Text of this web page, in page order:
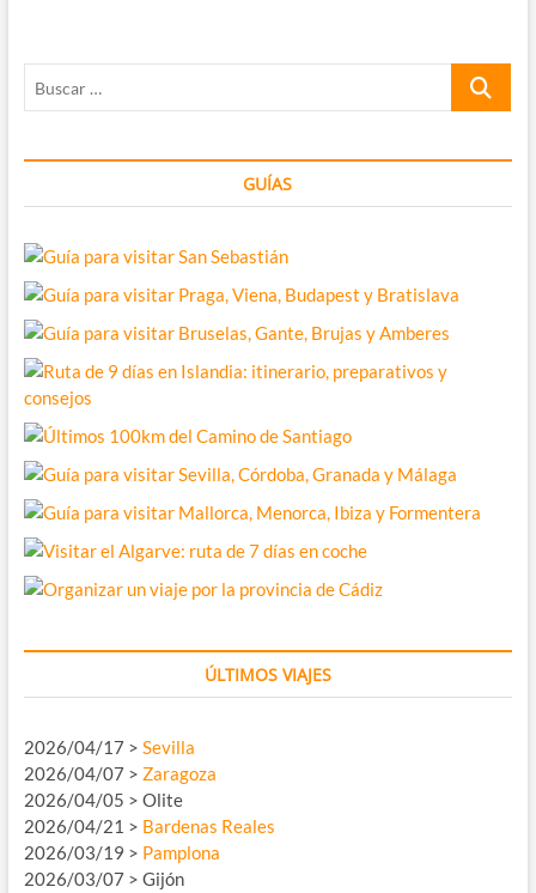
Buscar
GUÍAS
ÚLTIMOS VIAJES
2026/04/17 > Sevilla
2026/04/07 > Zaragoza
2026/04/05 > Olite
2026/04/21 > Bardenas Reales
2026/03/19 > Pamplona
2026/03/07 > Gijón